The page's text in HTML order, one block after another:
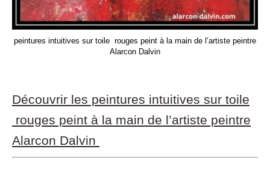
peintures intuitives sur toile rouges peint à la main de l’artiste peintre
Alarcon Dalvin
Découvrir les peintures intuitives sur toile
rouges peint à la main de l’artiste peintre
Alarcon Dalvin